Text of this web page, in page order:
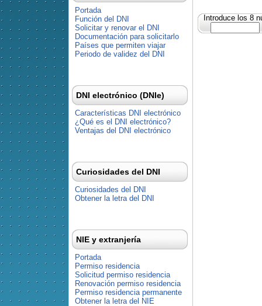
Introduce los 8
Portada
Función del DNI
Solicitar y renovar el DNI
Documentación para solicitarlo
Países que permiten viajar
Periodo de validez del DNI
DNI electrónico (DNIe)
Características DNI electrónico
¿Qué es el DNI electrónico?
Ventajas del DNI electrónico
Curiosidades del DNI
Curiosidades del DNI
Obtener la letra del DNI
NIE y extranjería
Portada
Permiso residencia
Solicitud permiso residencia
Renovación permiso residencia
Permiso residencia permanente
Obtener la letra del NIE